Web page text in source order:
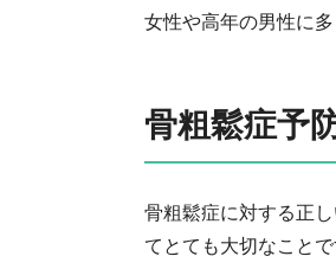
女性や高年の男性に
骨粗鬆症予
骨粗鬆症に対する正
てとても大切なこと